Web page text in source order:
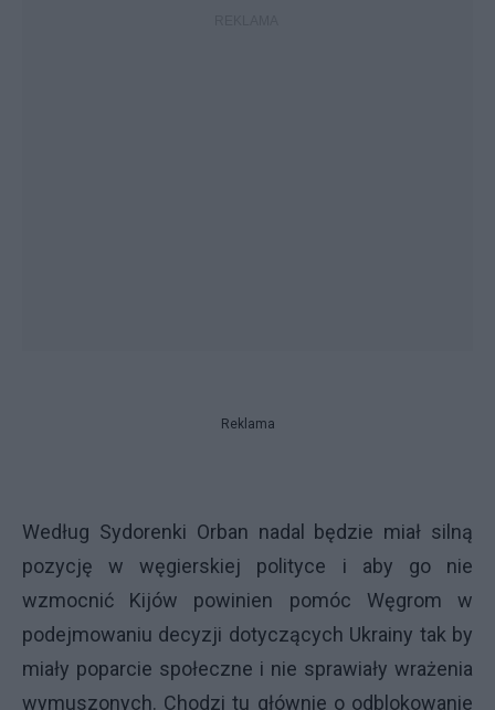
Reklama
Według Sydorenki Orban nadal będzie miał silną
pozycję w węgierskiej polityce i aby go nie
wzmocnić Kijów powinien pomóc Węgrom w
podejmowaniu decyzji dotyczących Ukrainy tak by
miały poparcie społeczne i nie sprawiały wrażenia
wymuszonych. Chodzi tu głównie o odblokowanie